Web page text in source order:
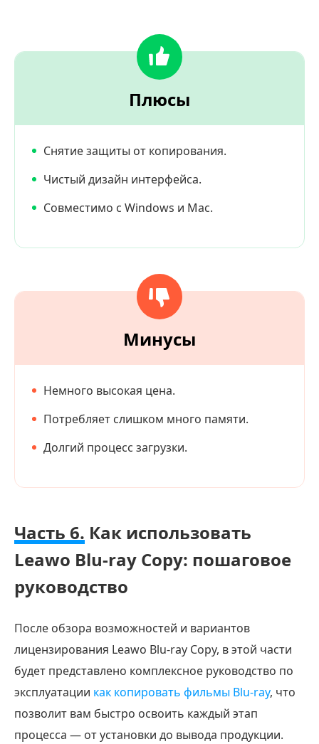
Плюсы
Снятие защиты от копирования.
Чистый дизайн интерфейса.
Совместимо с Windows и Mac.
Минусы
Немного высокая цена.
Потребляет слишком много памяти.
Долгий процесс загрузки.
Часть 6. Как использовать
Leawo Blu-ray Copy: пошаговое
руководство
После обзора возможностей и вариантов
лицензирования Leawo Blu-ray Copy, в этой части
будет представлено комплексное руководство по
эксплуатации как копировать фильмы Blu-ray, что
позволит вам быстро освоить каждый этап
процесса — от установки до вывода продукции.